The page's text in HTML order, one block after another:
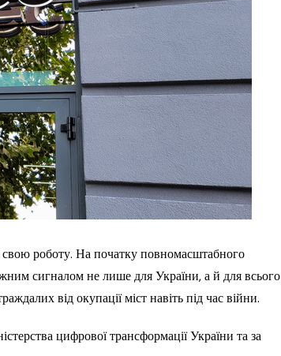
роботу. На початку повномасштабного
сигналом не лише для України, а й для всього
від окупації міст навіть під час війни.
цифрової трансформації України та за